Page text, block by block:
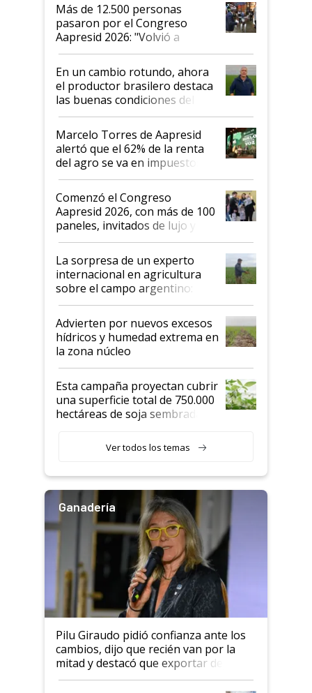
Más de 12.500 personas
pasaron por el Congreso
Aapresid 2026: "Volvió a
demostrar que hablar del
suelo es hablar de todo el
sistema productivo"
En un cambio rotundo, ahora
el productor brasilero destaca
las buenas condiciones del
agro argentino para invertir:
"Los veo más motivados"
Marcelo Torres de Aapresid
alertó que el 62% de la renta
del agro se va en impuestos:
"No es bueno que en
Argentina se sigan discutiendo
las mismas cosas de hace 50
años"
Comenzó el Congreso
Aapresid 2026, con más de 100
paneles, invitados de lujo y
todas las tendencias
La sorpresa de un experto
internacional en agricultura
sobre el campo argentino:
"Estoy muy impresionado"
Advierten por nuevos excesos
hídricos y humedad extrema en
la zona núcleo
Esta campaña proyectan cubrir
una superficie total de 750.000
hectáreas de soja sembradas
variedades que marcan un
salto tecnológico en genética y
Ver todos los temas
Ganadería
Pilu Giraudo pidió confianza ante los
cambios, dijo que recién van por la
mitad y destacó que exportar dejó de
ser "para unos pocos": "Tenemos un